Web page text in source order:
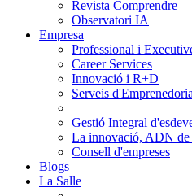
Revista Comprendre
Observatori IA
Empresa
Professional i
Career Services
Innovació i R+D
Serveis
Gestió Integral
La innovació, ADN de
Consell d'empreses
Blogs
La Salle